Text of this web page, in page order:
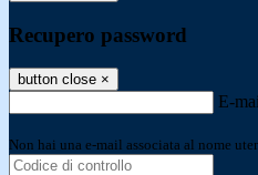
Recupero password
button close ×
E-
Non hai una e-mail associata al nome